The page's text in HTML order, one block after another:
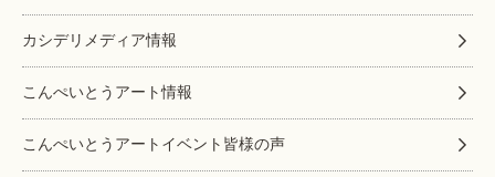
カシデリメディア情報
こんぺいとうアート情報
こんぺいとうアートイベント皆様の声